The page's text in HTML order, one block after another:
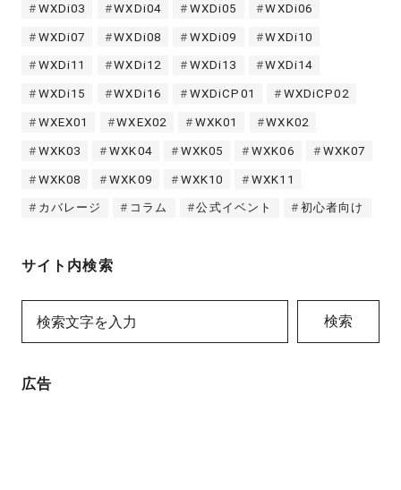
WXDi03 WXDi04 WXDi05 WXDi06
WXDi07 WXDi08 WXDi09 WXDi10
WXDi11 WXDi12 WXDi13 WXDi14
WXDi15 WXDi16 WXDiCP01 WXDiCP02
WXEX01 WXEX02 WXK01 WXK02
WXK03 WXK04 WXK05 WXK06 WXK07
WXK08 WXK09 WXK10 WXK11
カバレージ コラム 公式イベント 初心者向け
サイト内検索
検索
広告